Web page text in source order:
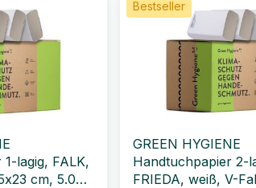
lagig, FALK,
cm, 5.000
Bestseller
GREEN HYGIENE
Handtuchpapier 2-
FRIEDA, weiß, V-